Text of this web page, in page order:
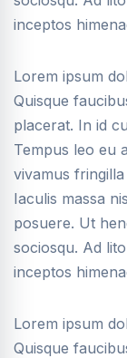
inceptos
Lorem ipsum
Quisque
placerat. In id
Tempus leo eu
vivamus
Iaculis massa
posuere. Ut
sociosqu. Ad
inceptos
Lorem ipsum
Quisque